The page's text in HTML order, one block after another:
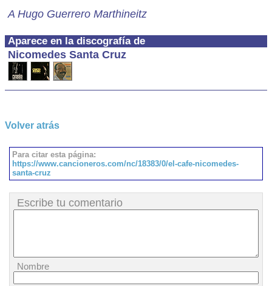
A Hugo Guerrero Marthineitz
Aparece en la discografía de
Nicomedes Santa Cruz
Volver atrás
Para citar esta página:
https://www.cancioneros.com/nc/18383/0/el-cafe-nicomedes-
santa-cruz
Escribe tu comentario
Nombre